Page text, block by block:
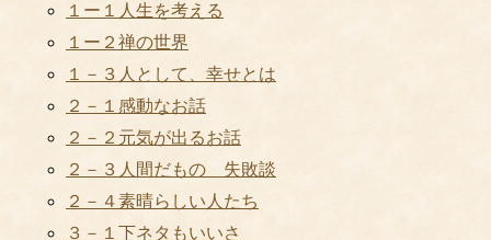
１ー１人生を考える
１ー２禅の世界
１－３人として、幸せとは
２－１感動なお話
２－２元気が出るお話
２－３人間だもの 失敗談
２－４素晴らしい人たち
３－１下ネタもいいさ